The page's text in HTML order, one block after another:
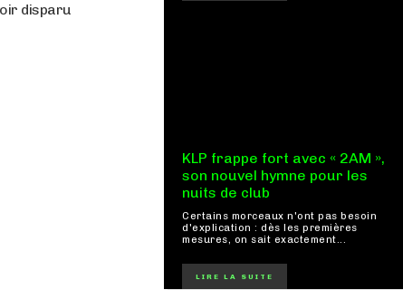
disparu
KLP frappe fort avec « 2AM »,
son nouvel hymne pour les
nuits de club
Certains morceaux n'ont pas besoin
d'explication : dès les premières
mesures, on sait exactement...
LIRE LA SUITE